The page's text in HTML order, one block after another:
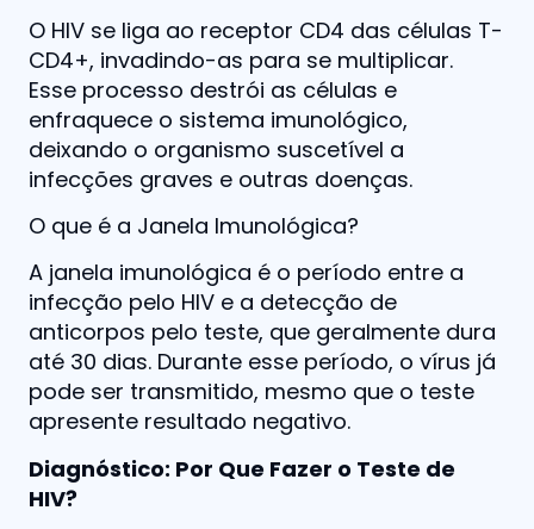
O HIV se liga ao receptor CD4 das células T-
CD4+, invadindo-as para se multiplicar.
Esse processo destrói as células e
enfraquece o sistema imunológico,
deixando o organismo suscetível a
infecções graves e outras doenças.
O que é a Janela Imunológica?
A janela imunológica é o período entre a
infecção pelo HIV e a detecção de
anticorpos pelo teste, que geralmente dura
até 30 dias. Durante esse período, o vírus já
pode ser transmitido, mesmo que o teste
apresente resultado negativo.
Diagnóstico: Por Que Fazer o Teste de
HIV?